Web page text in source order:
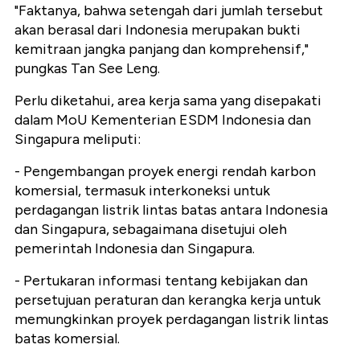
"Faktanya, bahwa setengah dari jumlah tersebut
akan berasal dari Indonesia merupakan bukti
kemitraan jangka panjang dan komprehensif,"
pungkas Tan See Leng.
Perlu diketahui, area kerja sama yang disepakati
dalam MoU Kementerian ESDM Indonesia dan
Singapura meliputi:
- Pengembangan proyek energi rendah karbon
komersial, termasuk interkoneksi untuk
perdagangan listrik lintas batas antara Indonesia
dan Singapura, sebagaimana disetujui oleh
pemerintah Indonesia dan Singapura.
- Pertukaran informasi tentang kebijakan dan
persetujuan peraturan dan kerangka kerja untuk
memungkinkan proyek perdagangan listrik lintas
batas komersial.